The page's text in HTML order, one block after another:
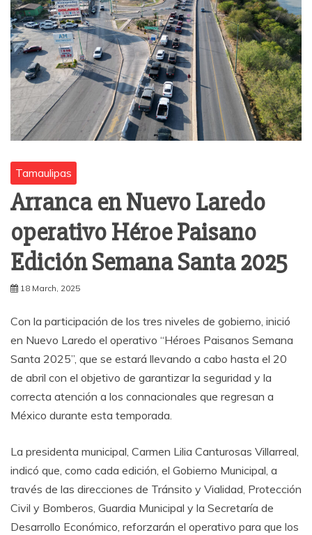
Tamaulipas
Arranca en Nuevo Laredo
operativo Héroe Paisano
Edición Semana Santa 2025
18 March, 2025
Con la participación de los tres niveles de gobierno, inició
en Nuevo Laredo el operativo “Héroes Paisanos Semana
Santa 2025”, que se estará llevando a cabo hasta el 20
de abril con el objetivo de garantizar la seguridad y la
correcta atención a los connacionales que regresan a
México durante esta temporada.
La presidenta municipal, Carmen Lilia Canturosas Villarreal,
indicó que, como cada edición, el Gobierno Municipal, a
través de las direcciones de Tránsito y Vialidad, Protección
Civil y Bomberos, Guardia Municipal y la Secretaría de
Desarrollo Económico, reforzarán el operativo para que los